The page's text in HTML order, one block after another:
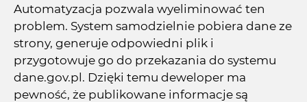
Automatyzacja pozwala wyeliminować ten
problem. System samodzielnie pobiera dane ze
strony, generuje odpowiedni plik i
przygotowuje go do przekazania do systemu
dane.gov.pl. Dzięki temu deweloper ma
pewność, że publikowane informacje są